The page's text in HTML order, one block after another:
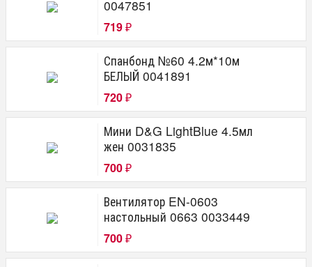
0047851
719 ₽
Спанбонд №60 4.2м*10м
БЕЛЫЙ 0041891
720 ₽
Мини D&G LightBlue 4.5мл
жен 0031835
700 ₽
Вентилятор EN-0603
настольный 0663 0033449
700 ₽